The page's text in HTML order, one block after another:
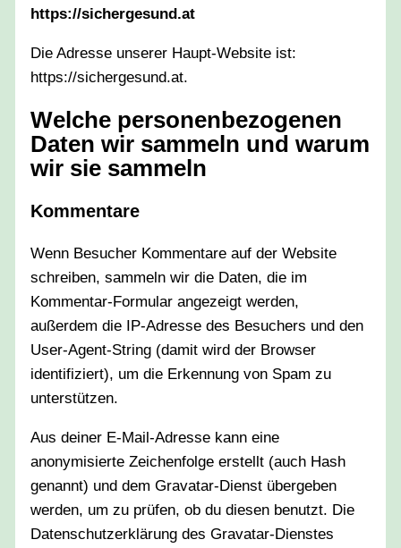
https://sichergesund.at
Die Adresse unserer Haupt-Website ist:
https://sichergesund.at.
Welche personenbezogenen
Daten wir sammeln und warum
wir sie sammeln
Kommentare
Wenn Besucher Kommentare auf der Website
schreiben, sammeln wir die Daten, die im
Kommentar-Formular angezeigt werden,
außerdem die IP-Adresse des Besuchers und den
User-Agent-String (damit wird der Browser
identifiziert), um die Erkennung von Spam zu
unterstützen.
Aus deiner E-Mail-Adresse kann eine
anonymisierte Zeichenfolge erstellt (auch Hash
genannt) und dem Gravatar-Dienst übergeben
werden, um zu prüfen, ob du diesen benutzt. Die
Datenschutzerklärung des Gravatar-Dienstes